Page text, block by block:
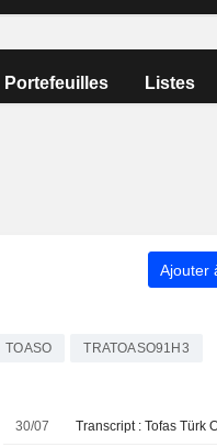
Portefeuilles Listes
Ajouter
TOASO TRATOASO91H3
30/07